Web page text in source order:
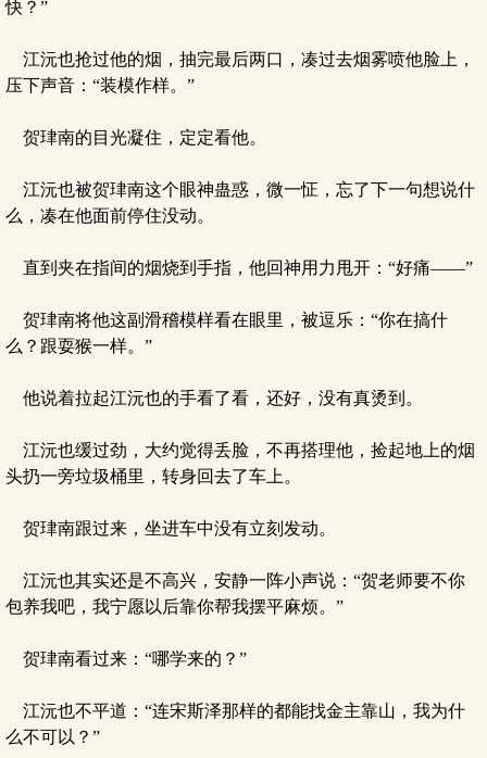
快？”
江沅也抢过他的烟，抽完最后两口，凑过去烟雾喷他脸上，
压下声音：“装模作样。”
贺珒南的目光凝住，定定看他。
江沅也被贺珒南这个眼神蛊惑，微一怔，忘了下一句想说什
么，凑在他面前停住没动。
直到夹在指间的烟烧到手指，他回神用力甩开：“好痛——”
贺珒南将他这副滑稽模样看在眼里，被逗乐：“你在搞什
么？跟耍猴一样。”
他说着拉起江沅也的手看了看，还好，没有真烫到。
江沅也缓过劲，大约觉得丢脸，不再搭理他，捡起地上的烟
头扔一旁垃圾桶里，转身回去了车上。
贺珒南跟过来，坐进车中没有立刻发动。
江沅也其实还是不高兴，安静一阵小声说：“贺老师要不你
包养我吧，我宁愿以后靠你帮我摆平麻烦。”
贺珒南看过来：“哪学来的？”
江沅也不平道：“连宋斯泽那样的都能找金主靠山，我为什
么不可以？”